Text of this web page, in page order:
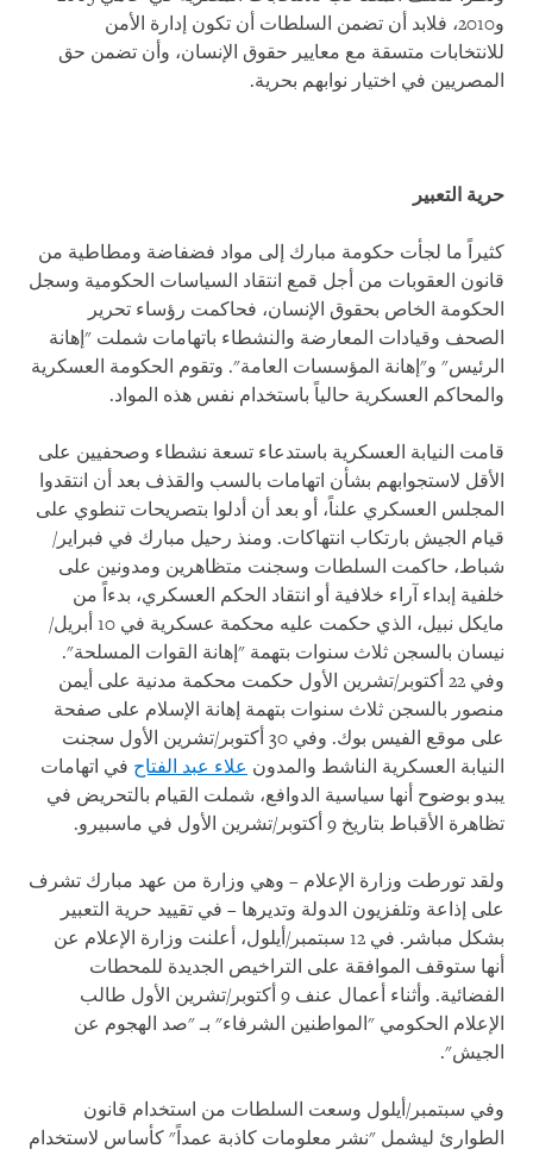
و2010، فلابد أن تضمن السلطات أن تكون إدارة الأمن
للانتخابات متسقة مع معايير حقوق الإنسان، وأن تضمن حق
المصريين في اختيار نوابهم بحرية.
حرية التعبير
كثيراً ما لجأت حكومة مبارك إلى مواد فضفاضة ومطاطية من
قانون العقوبات من أجل قمع انتقاد السياسات الحكومية وسجل
الحكومة الخاص بحقوق الإنسان، فحاكمت رؤساء تحرير
الصحف وقيادات المعارضة والنشطاء باتهامات شملت "إهانة
الرئيس" و"إهانة المؤسسات العامة". وتقوم الحكومة العسكرية
والمحاكم العسكرية حالياً باستخدام نفس هذه المواد.
قامت النيابة العسكرية باستدعاء تسعة نشطاء وصحفيين على
الأقل لاستجوابهم بشأن اتهامات بالسب والقذف بعد أن انتقدوا
المجلس العسكري علناً، أو بعد أن أدلوا بتصريحات تنطوي على
قيام الجيش بارتكاب انتهاكات. ومنذ رحيل مبارك في فبراير/
شباط، حاكمت السلطات وسجنت متظاهرين ومدونين على
خلفية إبداء آراء خلافية أو انتقاد الحكم العسكري، بدءاً من
مايكل نبيل، الذي حكمت عليه محكمة عسكرية في 10 أبريل/
نيسان بالسجن ثلاث سنوات بتهمة "إهانة القوات المسلحة".
وفي 22 أكتوبر/تشرين الأول حكمت محكمة مدنية على أيمن
منصور بالسجن ثلاث سنوات بتهمة إهانة الإسلام على صفحة
على موقع الفيس بوك. وفي 30 أكتوبر/تشرين الأول سجنت
النيابة العسكرية الناشط والمدون علاء عبد الفتاح في اتهامات
يبدو بوضوح أنها سياسية الدوافع، شملت القيام بالتحريض في
تظاهرة الأقباط بتاريخ 9 أكتوبر/تشرين الأول في ماسبيرو.
ولقد تورطت وزارة الإعلام – وهي وزارة من عهد مبارك تشرف
على إذاعة وتلفزيون الدولة وتديرها – في تقييد حرية التعبير
بشكل مباشر. في 12 سبتمبر/أيلول، أعلنت وزارة الإعلام عن
أنها ستوقف الموافقة على التراخيص الجديدة للمحطات
الفضائية. وأثناء أعمال عنف 9 أكتوبر/تشرين الأول طالب
الإعلام الحكومي "المواطنين الشرفاء" بـ "صد الهجوم عن
الجيش".
وفي سبتمبر/أيلول وسعت السلطات من استخدام قانون
الطوارئ ليشمل "نشر معلومات كاذبة عمداً" كأساس لاستخدام